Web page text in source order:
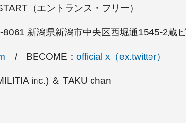
（エントランス・フリー）
8061 新潟県新潟市中央区西堀通1545-2
/ BECOME： official x（ex.twitter）
inc.) ＆ TAKU chan